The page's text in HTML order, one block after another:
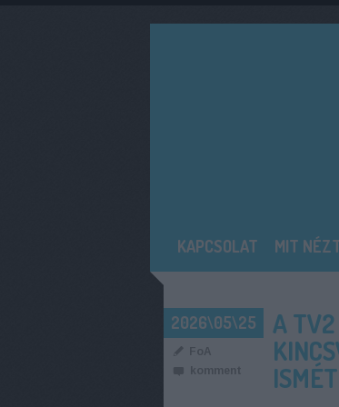
KAPCSOLAT MIT
2026\05\25
FoA
komment
A TV2